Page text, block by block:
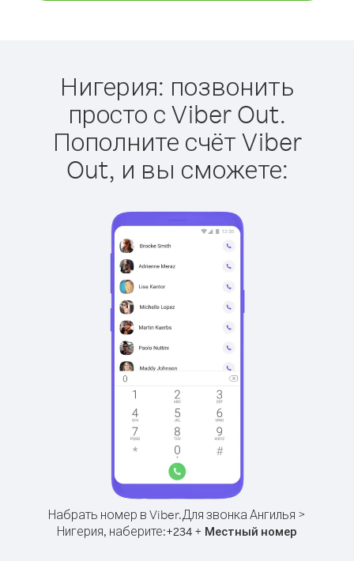
Нигерия: позвонить
просто с Viber Out.
Пополните счёт Viber
Out, и вы сможете:
Набрать номер в Viber.Для звонка Ангилья >
Нигерия, наберите:+234 + Местный номер